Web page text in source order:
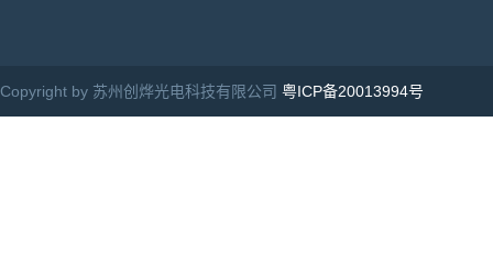
Copyright by 苏州创烨光电科技有限公司 粤ICP备20013994号